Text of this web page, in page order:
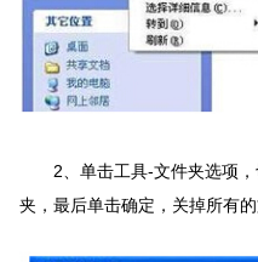
2、单击工具-文件夹选项
夹，最后单击确定，关掉所有